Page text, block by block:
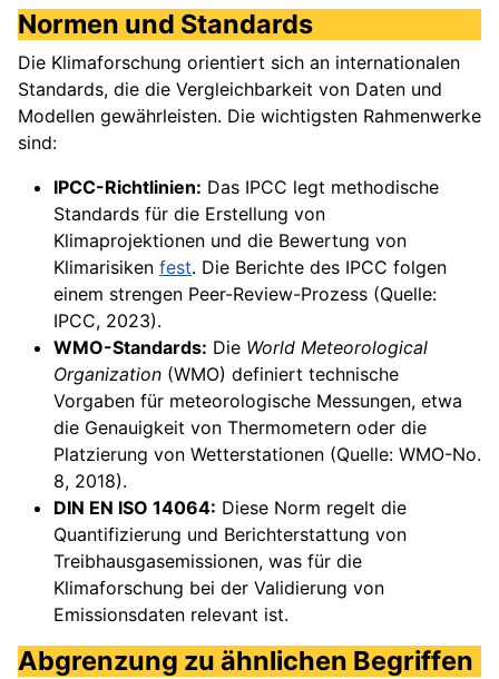
Normen und Standards
Die Klimaforschung orientiert sich an internationalen
Standards, die die Vergleichbarkeit von Daten und
Modellen gewährleisten. Die wichtigsten Rahmenwerke
sind:
IPCC-Richtlinien: Das IPCC legt methodische
Standards für die Erstellung von
Klimaprojektionen und die Bewertung von
Klimarisiken fest. Die Berichte des IPCC folgen
einem strengen Peer-Review-Prozess (Quelle:
IPCC, 2023).
WMO-Standards: Die World Meteorological
Organization (WMO) definiert technische
Vorgaben für meteorologische Messungen, etwa
die Genauigkeit von Thermometern oder die
Platzierung von Wetterstationen (Quelle: WMO-No.
8, 2018).
DIN EN ISO 14064: Diese Norm regelt die
Quantifizierung und Berichterstattung von
Treibhausgasemissionen, was für die
Klimaforschung bei der Validierung von
Emissionsdaten relevant ist.
Abgrenzung zu ähnlichen Begriffen